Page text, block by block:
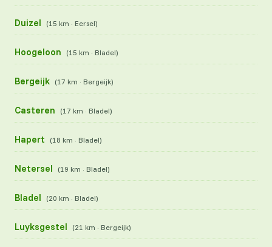
Duizel (15 km · Eersel)
Hoogeloon (15 km · Bladel)
Bergeijk (17 km · Bergeijk)
Casteren (17 km · Bladel)
Hapert (18 km · Bladel)
Netersel (19 km · Bladel)
Bladel (20 km · Bladel)
Luyksgestel (21 km · Bergeijk)